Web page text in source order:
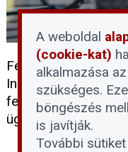
Felvételsorozat
Ingatlankezelők, -
felújítók napja
ügyvezető -
A weboldal
(cookie-kat)
alkalmazása
szükséges.
böngészés
is javítják.
További